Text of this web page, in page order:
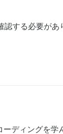
する必要が
ディングを